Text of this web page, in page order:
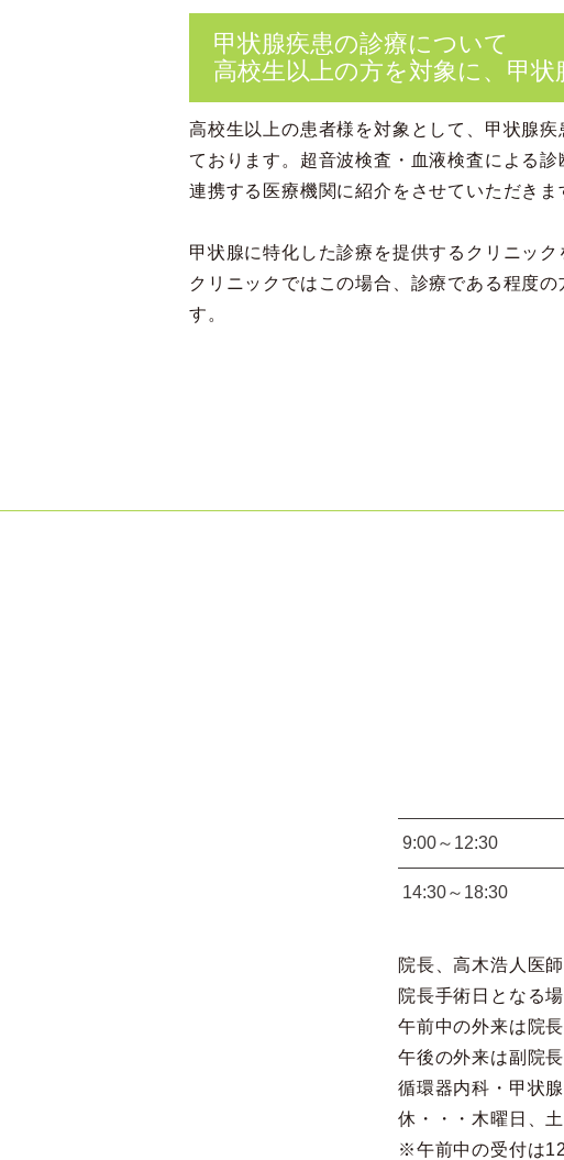
甲状腺疾患の診療について
高校生以上の方を対象に、甲状
高校生以上の患者様を対象として、甲状腺
ております。超音波検査・血液検査による
連携する医療機関に紹介をさせていただきま
甲状腺に特化した診療を提供するクリニッ
クリニックではこの場合、診療である程度
す。
9:00～12:30
14:30～18:30
院長、高木浩人医
院長手術日となる
午前中の外来は院
午後の外来は副院
循環器内科・甲状
休・・・木曜日、
※午前中の受付は